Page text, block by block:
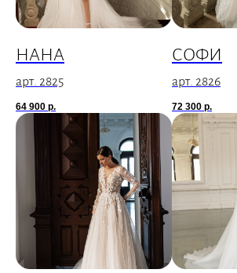
НАНА
арт. 2825
64 900 р.
СОФИ
арт. 2826
72 300 р.